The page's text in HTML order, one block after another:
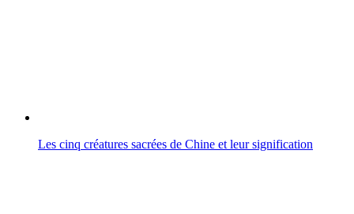
Les cinq créatures sacrées de Chine et leur signification